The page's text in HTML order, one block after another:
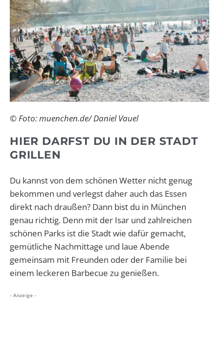
© Foto: muenchen.de/ Daniel Vauel
HIER DARFST DU IN DER STADT
GRILLEN
Du kannst von dem schönen Wetter nicht genug
bekommen und verlegst daher auch das Essen
direkt nach draußen? Dann bist du in München
genau richtig. Denn mit der Isar und zahlreichen
schönen Parks ist die Stadt wie dafür gemacht,
gemütliche Nachmittage und laue Abende
gemeinsam mit Freunden oder der Familie bei
einem leckeren Barbecue zu genießen.
- Anzeige -